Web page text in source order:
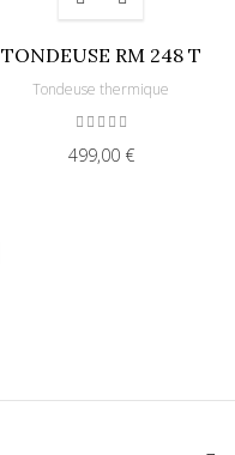
TONDEUSE RM 248 T
Tondeuse thermique
499,00 €